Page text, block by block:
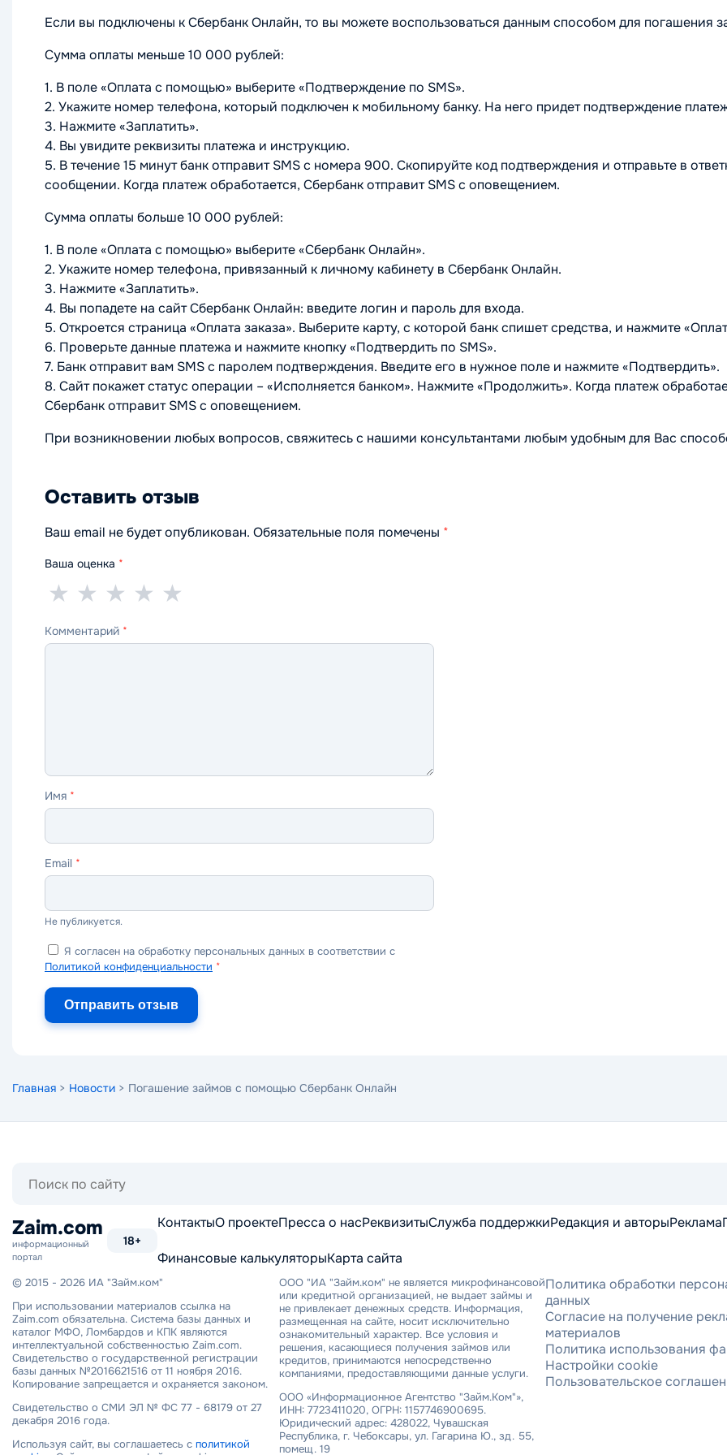
Если вы подключены к Сбербанк Онлайн, то вы можете воспользоваться данным способом для погашения
Сумма оплаты меньше 10 000 рублей:
1. В поле «Оплата с помощью» выберите «Подтверждение по SMS».
2. Укажите номер телефона, который подключен к мобильному банку. На него придет подтверждение
3. Нажмите «Заплатить».
4. Вы увидите реквизиты платежа и инструкцию.
5. В течение 15 минут банк отправит SMS с номера 900. Скопируйте код подтверждения и отправьте в
сообщении. Когда платеж обработается, Сбербанк отправит SMS с оповещением.
Сумма оплаты больше 10 000 рублей:
1. В поле «Оплата с помощью» выберите «Сбербанк Онлайн».
2. Укажите номер телефона, привязанный к личному кабинету в Сбербанк Онлайн.
3. Нажмите «Заплатить».
4. Вы попадете на сайт Сбербанк Онлайн: введите логин и пароль для входа.
5. Откроется страница «Оплата заказа». Выберите карту, с которой банк спишет средства, и нажмите
6. Проверьте данные платежа и нажмите кнопку «Подтвердить по SMS».
7. Банк отправит вам SMS с паролем подтверждения. Введите его в нужное поле и нажмите «Подтвердить».
8. Сайт покажет статус операции – «Исполняется банком». Нажмите «Продолжить». Когда платеж
Сбербанк отправит SMS с оповещением.
При возникновении любых вопросов, свяжитесь с нашими консультантами любым удобным для Вас
Оставить отзыв
Ваш email не будет опубликован. Обязательные поля помечены *
Ваша оценка *
5
—
★
4
—
★
3
—
★
2
—
★
1
—
★
Комментарий *
Имя *
Email *
Не публикуется.
Я согласен на обработку персональных данных в соответствии с
Политикой конфиденциальности *
Отправить отзыв
Главная > Новости > Погашение займов с помощью Сбербанк Онлайн
Zaim.com
информационный
портал
18+
КонтактыО проектеПресса о насРеквизитыСлужба поддержкиРедакция и авторыРеклама
Финансовые калькуляторыКарта сайта
© 2015 - 2026 ИА "Займ.ком"
При использовании материалов ссылка на
Zaim.com обязательна. Система базы данных и
каталог МФО, Ломбардов и КПК являются
интеллектуальной собственностью Zaim.com.
Свидетельство о государственной регистрации
базы данных №2016621516 от 11 ноября 2016.
Копирование запрещается и охраняется законом.
Свидетельство о СМИ ЭЛ № ФС 77 - 68179 от 27
декабря 2016 года.
Используя сайт, вы соглашаетесь с политикой
ООО "ИА "Займ.ком" не является микрофинансовой
или кредитной организацией, не выдает займы и
не привлекает денежных средств. Информация,
размещенная на сайте, носит исключительно
ознакомительный характер. Все условия и
решения, касающиеся получения займов или
кредитов, принимаются непосредственно
компаниями, предоставляющими данные услуги.
ООО «Информационное Агентство "Займ.Ком"»,
ИНН: 7723411020, ОГРН: 1157746900695.
Юридический адрес: 428022, Чувашская
Республика, г. Чебоксары, ул. Гагарина Ю., зд. 55,
помещ. 19
Политика обработки
данных
Согласие на получение
материалов
Политика использования
Настройки cookie
Пользовательское